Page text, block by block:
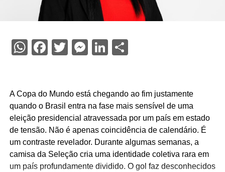
WhatsApp
Facebook
TwitterMessenger
LinkedIn
A Copa do Mundo está chegando ao fim justamente
quando o Brasil entra na fase mais sensível de uma
eleição presidencial atravessada por um país em estado
de tensão. Não é apenas coincidência de calendário. É
um contraste revelador. Durante algumas semanas, a
camisa da Seleção cria uma identidade coletiva rara em
um país profundamente dividido. O gol faz desconhecidos